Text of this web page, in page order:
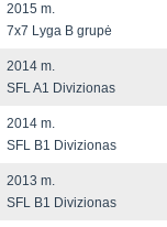
2015 m.
7x7 Lyga B grupė
2014 m.
SFL A1 Divizionas
2014 m.
SFL B1 Divizionas
2013 m.
SFL B1 Divizionas